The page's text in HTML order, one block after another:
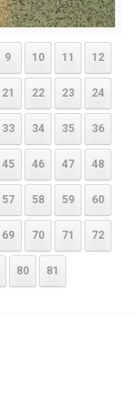
9 10 11 12
21 22 23 24
33 34 35 36
45 46 47 48
57 58 59 60
69 70 71 72
80 81